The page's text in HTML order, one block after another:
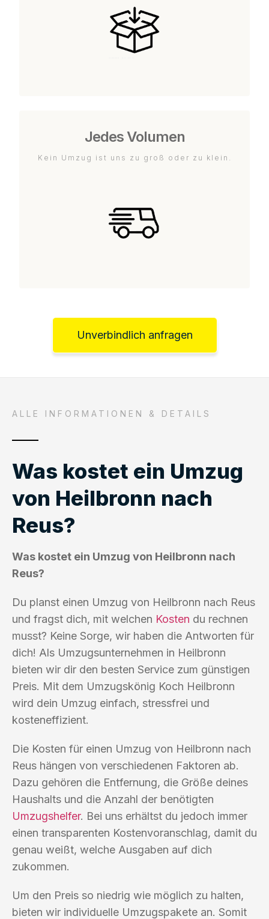
Jedes Volumen
Kein Umzug ist uns zu groß oder zu klein.
Unverbindlich anfragen
ALLE INFORMATIONEN & DETAILS
Was kostet ein Umzug
von Heilbronn nach
Reus?
Was kostet ein Umzug von Heilbronn nach
Reus?
Du planst einen Umzug von Heilbronn nach Reus
und fragst dich, mit welchen Kosten du rechnen
musst? Keine Sorge, wir haben die Antworten für
dich! Als Umzugsunternehmen in Heilbronn
bieten wir dir den besten Service zum günstigen
Preis. Mit dem Umzugskönig Koch Heilbronn
wird dein Umzug einfach, stressfrei und
kosteneffizient.
Die Kosten für einen Umzug von Heilbronn nach
Reus hängen von verschiedenen Faktoren ab.
Dazu gehören die Entfernung, die Größe deines
Haushalts und die Anzahl der benötigten
Umzugshelfer. Bei uns erhältst du jedoch immer
einen transparenten Kostenvoranschlag, damit du
genau weißt, welche Ausgaben auf dich
zukommen.
Um den Preis so niedrig wie möglich zu halten,
bieten wir individuelle Umzugspakete an. Somit